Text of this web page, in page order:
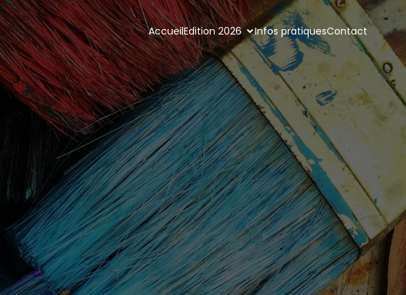
AccueilEdition 2026 Infos pratiquesContact